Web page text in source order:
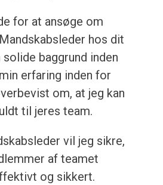
for at ansøge om
hos dit
baggrund inden
erfaring inden for
om, at jeg kan
til jeres team.
vil jeg sikre,
af teamet
og sikkert.